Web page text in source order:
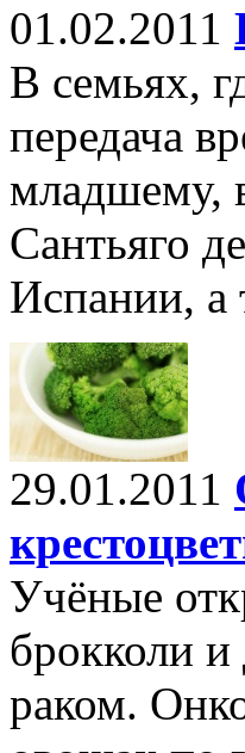
01.02.2011
В семьях,
передача
младшему,
Сантьяго
Испании, а
29.01.2011
Учёные
брокколи
раком.